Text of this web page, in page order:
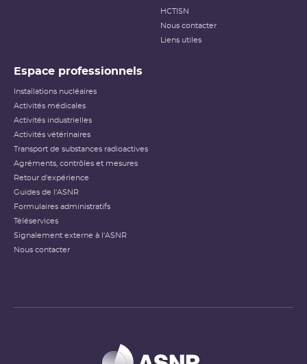
HCTISN
Nous contacter
Liens utiles
Espace professionnels
Installations nucléaires
Activités médicales
Activités industrielles
Activités vétérinaires
Transport de substances radioactives
Agréments, contrôles et mesures
Retour d'expérience
Guides de l'ASNR
Formulaires administratifs
Téléservices
Signalement externe à l'ASNR
Nous contacter